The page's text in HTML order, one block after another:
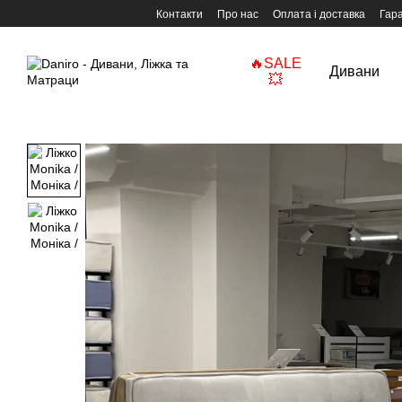
Перейти до основного контенту
Контакти Про нас Оплата і доставка
🔥SALE
💥
Дивани